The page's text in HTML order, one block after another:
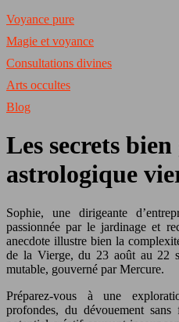
Voyance pure
Magie et voyance
Consultations divines
Arts occultes
Blog
Les secrets
astrologique
Sophie, une dirigeante d’entreprise méticuleuse, est également
passionnée par le jardinage et
anecdote illustre bien la
de la Vierge, du 23 août au 22
mutable, gouverné par Mercure.
Préparez-vous à une
profondes, du dévouement